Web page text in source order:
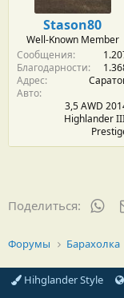
Stason80
Well-Known Member
Сообщения
Благодарности
Адрес
Авто
3,5 AWD
Highlander
Поделиться:
Форумы Барахолка
Hihglander Style